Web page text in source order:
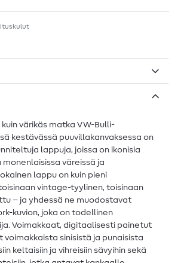
kuin värikäs matka VW-Bulli-
kestävässä puuvillakanvaksessa on
lappuja, joissa on ikonisia
väreissä ja
lappu on kuin pieni
vintage-tyylinen, toisinaan
– ja yhdessä ne muodostavat
kuvion, joka on todellinen
Voimakkaat, digitaalisesti painetut
voimakkaista sinisistä ja punaisista
keltaisiin ja vihreisiin sävyihin sekä